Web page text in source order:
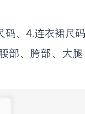
码、4.连衣裙尺
部、胯部、大腿